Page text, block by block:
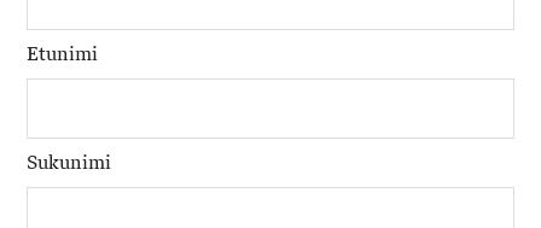
Etunimi
Sukunimi